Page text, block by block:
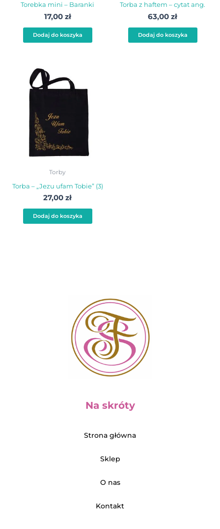
Torebka mini – Baranki
17,00 zł
Dodaj do koszyka
Torba z haftem – cytat ang.
63,00 zł
Dodaj do koszyka
Torby
Torba – „Jezu ufam Tobie” (3)
27,00 zł
Dodaj do koszyka
Na skróty
Strona główna
Sklep
O nas
Kontakt